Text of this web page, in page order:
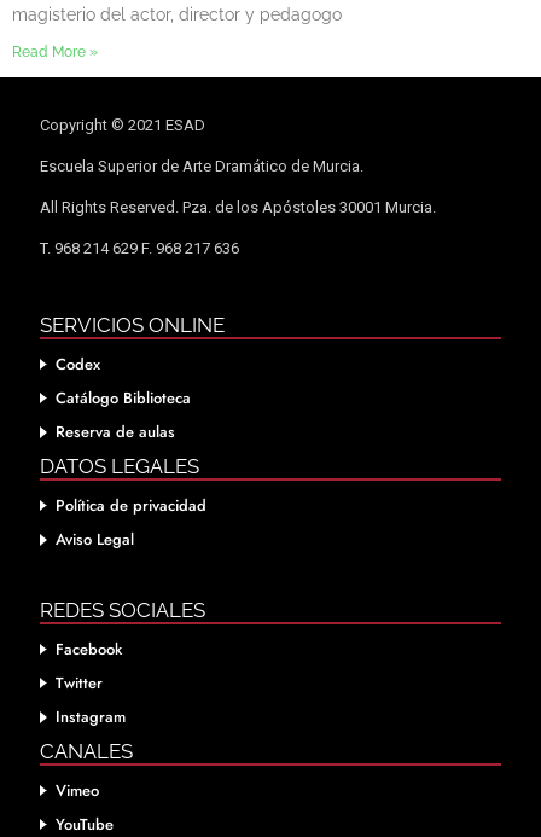
magisterio del actor, director y pedagogo
Read More »
Copyright © 2021 ESAD
Escuela Superior de Arte Dramático de Murcia.
All Rights Reserved. Pza. de los Apóstoles 30001 Murcia.
T. 968 214 629 F. 968 217 636
SERVICIOS ONLINE
Codex
Catálogo Biblioteca
Reserva de aulas
DATOS LEGALES
Política de privacidad
Aviso Legal
REDES SOCIALES
Facebook
Twitter
Instagram
CANALES
Vimeo
YouTube